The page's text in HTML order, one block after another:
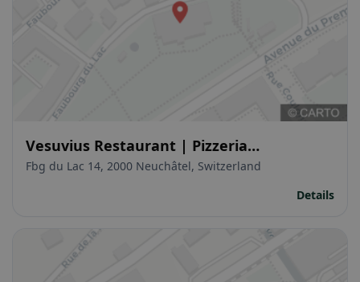
Vesuvius Restaurant | Pizzeria
Napoletana
Fbg du Lac 14, 2000 Neuchâtel, Switzerland
Details